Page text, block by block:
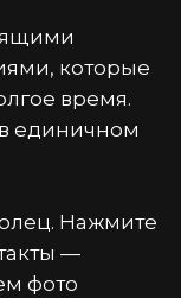
которые
время.
единичном
Нажмите
—
фото